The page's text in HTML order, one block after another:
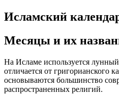
Исламский
Месяцы и их
На Исламе используется
отличается от григорианского
основываются большинство
распространенных религий.